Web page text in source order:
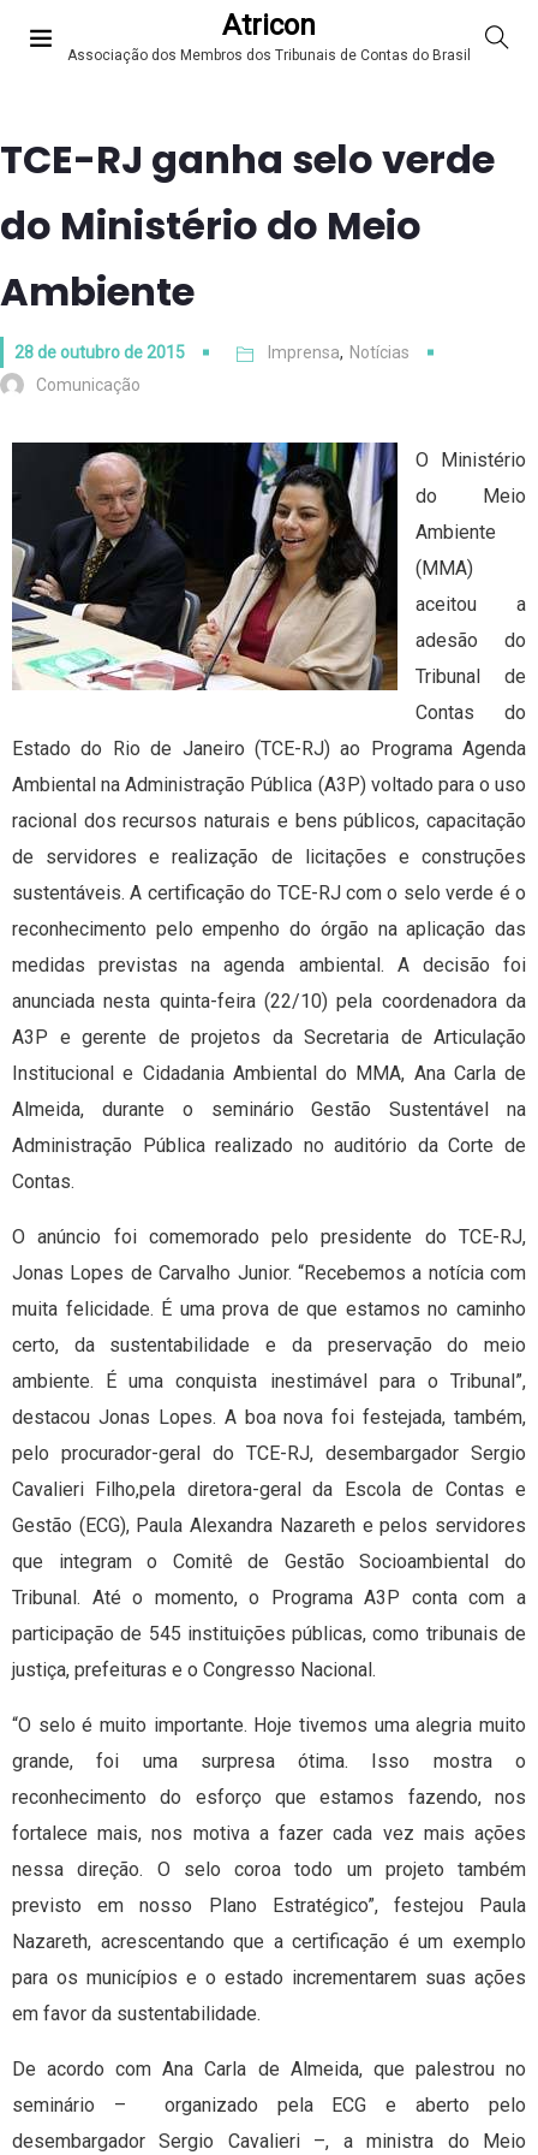
Atricon
Associação dos Membros dos Tribunais de Contas do Brasil
TCE-RJ ganha selo verde
do Ministério do Meio
Ambiente
28 de outubro de 2015 Imprensa, Notícias
Comunicação
O Ministério
do Meio
Ambiente
(MMA)
aceitou a
adesão do
Tribunal de
Contas do
Estado do Rio de Janeiro (TCE-RJ) ao Programa Agenda
Ambiental na Administração Pública (A3P) voltado para o uso
racional dos recursos naturais e bens públicos, capacitação
de servidores e realização de licitações e construções
sustentáveis. A certificação do TCE-RJ com o selo verde é o
reconhecimento pelo empenho do órgão na aplicação das
medidas previstas na agenda ambiental. A decisão foi
anunciada nesta quinta-feira (22/10) pela coordenadora da
A3P e gerente de projetos da Secretaria de Articulação
Institucional e Cidadania Ambiental do MMA, Ana Carla de
Almeida, durante o seminário Gestão Sustentável na
Administração Pública realizado no auditório da Corte de
Contas.
O anúncio foi comemorado pelo presidente do TCE-RJ,
Jonas Lopes de Carvalho Junior. “Recebemos a notícia com
muita felicidade. É uma prova de que estamos no caminho
certo, da sustentabilidade e da preservação do meio
ambiente. É uma conquista inestimável para o Tribunal”,
destacou Jonas Lopes. A boa nova foi festejada, também,
pelo procurador-geral do TCE-RJ, desembargador Sergio
Cavalieri Filho,pela diretora-geral da Escola de Contas e
Gestão (ECG), Paula Alexandra Nazareth e pelos servidores
que integram o Comitê de Gestão Socioambiental do
Tribunal. Até o momento, o Programa A3P conta com a
participação de 545 instituições públicas, como tribunais de
justiça, prefeituras e o Congresso Nacional.
“O selo é muito importante. Hoje tivemos uma alegria muito
grande, foi uma surpresa ótima. Isso mostra o
reconhecimento do esforço que estamos fazendo, nos
fortalece mais, nos motiva a fazer cada vez mais ações
nessa direção. O selo coroa todo um projeto também
previsto em nosso Plano Estratégico”, festejou Paula
Nazareth, acrescentando que a certificação é um exemplo
para os municípios e o estado incrementarem suas ações
em favor da sustentabilidade.
De acordo com Ana Carla de Almeida, que palestrou no
seminário – organizado pela ECG e aberto pelo
desembargador Sergio Cavalieri –, a ministra do Meio